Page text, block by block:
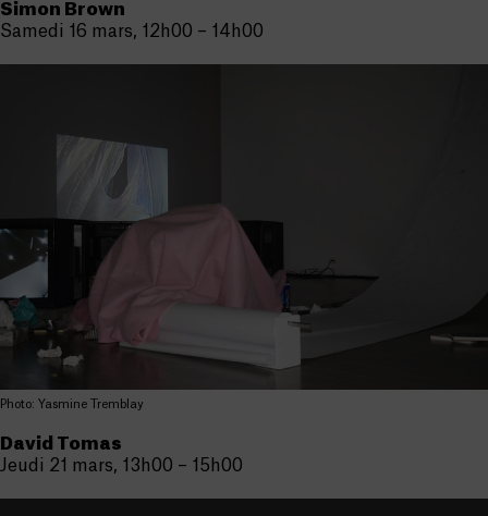
Simon Brown
Samedi 16 mars, 12h00 – 14h00
Photo: Yasmine Tremblay
David Tomas
Jeudi 21 mars, 13h00 – 15h00